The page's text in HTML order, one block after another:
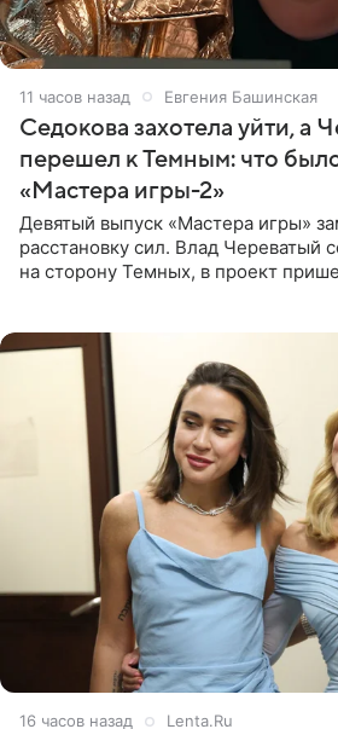
11 часов назад Евгения Башинская
Седокова захотела уйти, а
перешел к Темным: что
«Мастера игры-2»
Девятый выпуск «Мастера игры»
расстановку сил. Влад Череватый
на сторону Темных, в проект
16 часов назад Lenta.Ru